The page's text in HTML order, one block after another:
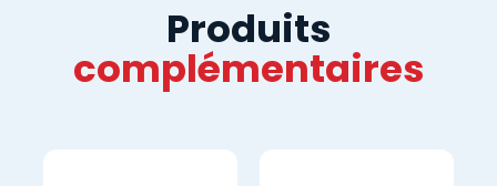
Produits
complémentaires